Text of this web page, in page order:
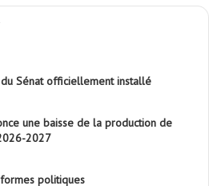
Sénat officiellement installé
une baisse de la production de
2027
politiques